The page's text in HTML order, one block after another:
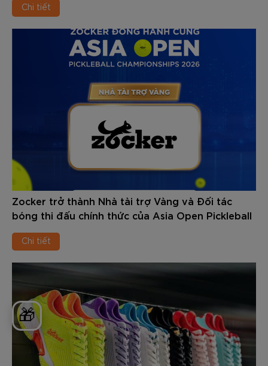
🎁
Chi tiết
Zocker trở thành Nhà tài trợ Vàng và Đối tác
bóng thi đấu chính thức của Asia Open Pickleball
Chi tiết